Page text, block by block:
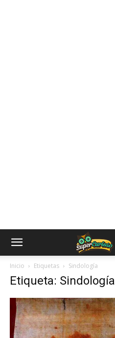
Inicio Etiquetas Sindología
Etiqueta: Sindología